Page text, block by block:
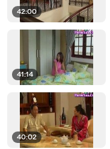
42:00
41:14
40:02